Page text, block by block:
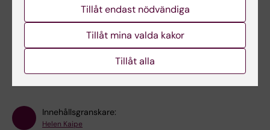
Forskningsområden:
Cell- och molekylärbiologi
Hematologi
Immunologi inom det medicinska området
Innehållsgranskare:
Helen Kaipe
Tillåt endast nödvändiga
Tillåt mina valda kakor
Tillåt alla